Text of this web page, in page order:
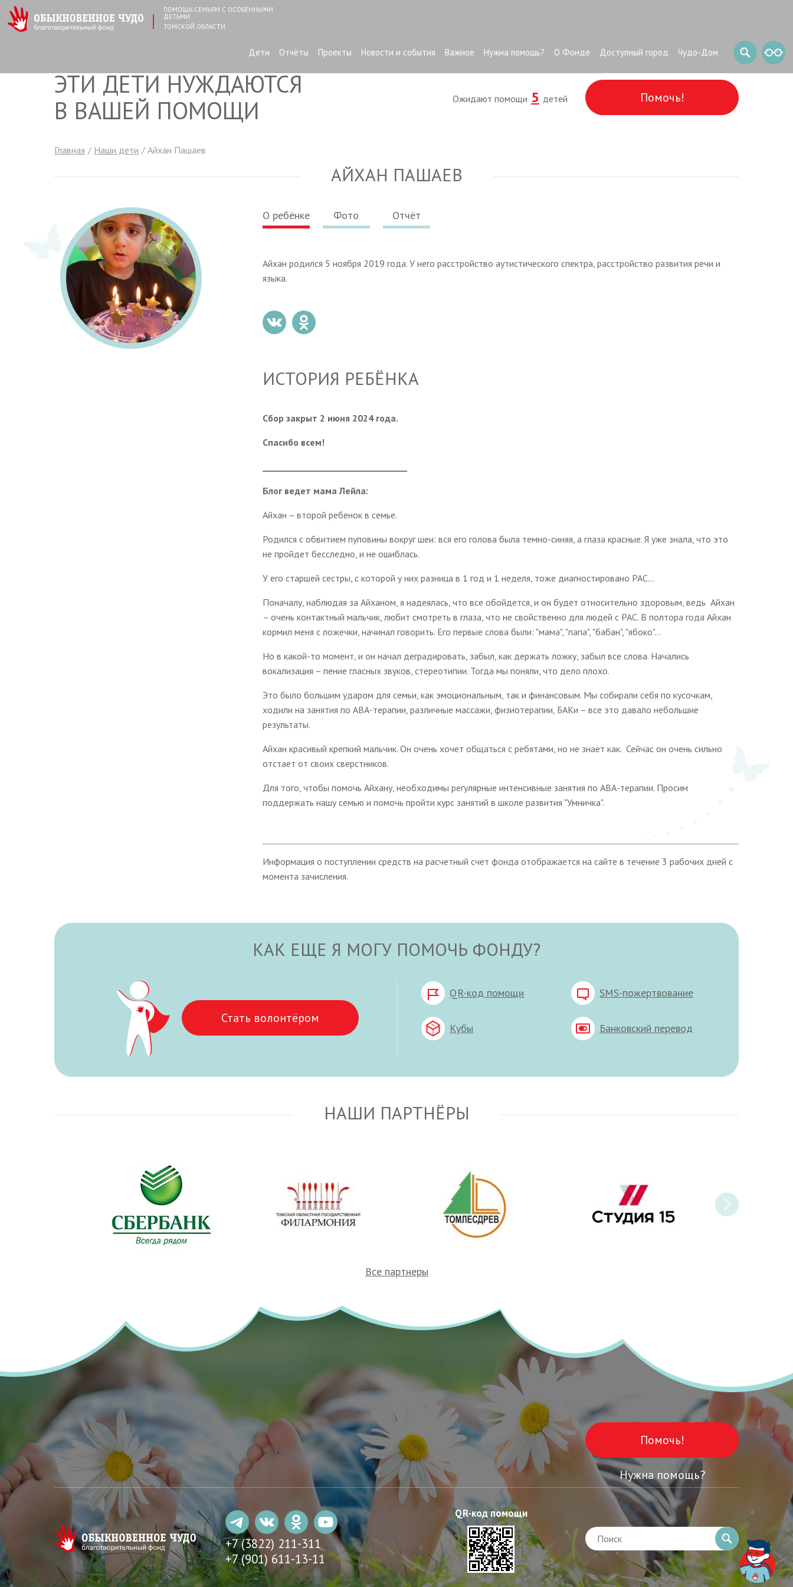
ПОМОЩЬ СЕМЬЯМ С ОСОБЕННЫМИ
ДЕТЬМИ
ТОМСКОЙ ОБЛАСТИ
Дети Отчёты Проекты Новости и события Важное Нужна помощь? О Фонде Доступный город Чудо-Дом
ЭТИ ДЕТИ НУЖДАЮТСЯ
В ВАШЕЙ ПОМОЩИ
Ожидают помощи 5 детей Помочь!
Главная Наши дети Айхан Пашаев
АЙХАН ПАШАЕВ
О ребёнке Фото Отчёт
Айхан родился 5 ноября 2019 года. У него расстройство аутистического спектра, расстройство развития речи и
языка.
ИСТОРИЯ РЕБЁНКА
Сбор закрыт 2 июня 2024 года.
Спасибо всем!
Блог ведет мама Лейла:
Айхан – второй ребенок в семье.
Родился с обвитием пуповины вокруг шеи: вся его голова была темно-синяя, а глаза красные. Я уже знала, что это
не пройдет бесследно, и не ошиблась.
У его старшей сестры, с которой у них разница в 1 год и 1 неделя, тоже диагностировано РАС...
Поначалу, наблюдая за Айханом, я надеялась, что все обойдется, и он будет относительно здоровым, ведь Айхан
– очень контактный мальчик, любит смотреть в глаза, что не свойственно для людей с РАС. В полтора года Айхан
кормил меня с ложечки, начинал говорить. Его первые слова были: "мама", "папа", "бабан", "ябоко"...
Но в какой-то момент, и он начал деградировать, забыл, как держать ложку, забыл все слова. Начались
вокализация – пение гласных звуков, стереотипии. Тогда мы поняли, что дело плохо.
Это было большим ударом для семьи, как эмоциональным, так и финансовым. Мы собирали себя по кусочкам,
ходили на занятия по АВА-терапии, различные массажи, физиотерапии, БАКи – все это давало небольшие
результаты.
Айхан красивый крепкий мальчик. Он очень хочет общаться с ребятами, но не знает как. Сейчас он очень сильно
отстает от своих сверстников.
Для того, чтобы помочь Айхану, необходимы регулярные интенсивные занятия по АВА-терапии. Просим
поддержать нашу семью и помочь пройти курс занятий в школе развития "Умничка".
Информация о поступлении средств на расчетный счет фонда отображается на сайте в течение 3 рабочих дней с
момента зачисления.
КАК ЕЩЕ Я МОГУ ПОМОЧЬ ФОНДУ?
Стать волонтёром
QR-код помощи SMS-пожертвование
Кубы Банковский перевод
НАШИ ПАРТНЁРЫ
Все партнеры
Помочь!
Нужна помощь?
+7 (3822) 211-311
+7 (901) 611-13-11